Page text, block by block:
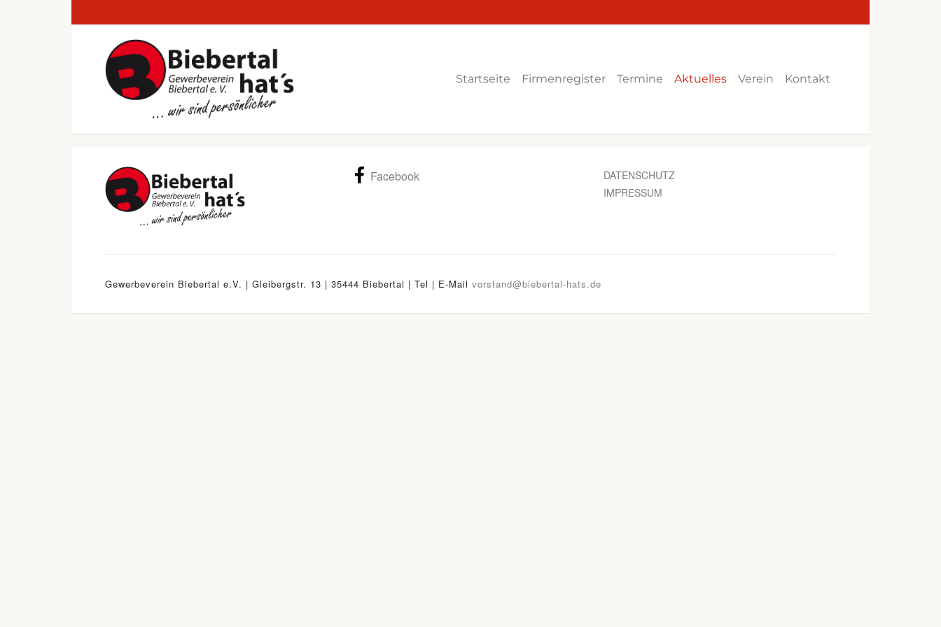
Startseite Firmenregister Termine Aktuelles Verein Kontakt
Facebook
DATENSCHUTZ
IMPRESSUM
Gewerbeverein Biebertal e.V. | Gleibergstr. 13 | 35444 Biebertal | Tel | E-Mail vorstand@biebertal-hats.de